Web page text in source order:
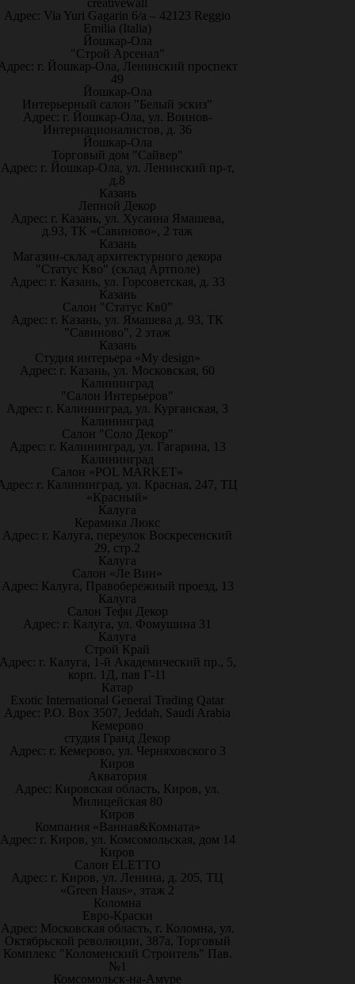
creativewall
Адрес: Via Yuri Gagarin 6/a – 42123 Reggio
Emilia (Italia)
Йошкар-Ола
"Строй Арсенал"
г. Йошкар-Ола, Ленинский проспект
49
Йошкар-Ола
Интерьерный салон "Белый эскиз"
Адрес: г. Йошкар-Ола, ул. Воинов-
Интернационалистов, д. 36
Йошкар-Ола
Торговый дом "Сайвер"
Адрес: г. Йошкар-Ола, ул. Ленинский пр-т,
д.8
Казань
Лепной Декор
Адрес: г. Казань, ул. Хусаина Ямашева,
д.93, ТК «Савиново», 2 таж
Казань
Магазин-склад архитектурного декора
"Статус Кво" (склад Артполе)
Адрес: г. Казань, ул. Горсоветская, д. 33
Казань
Салон "Статус Кв0"
Адрес: г. Казань, ул. Ямашева д. 93, ТК
"Савиново", 2 этаж
Казань
Студия интерьера «My design»
Адрес: г. Казань, ул. Московская, 60
Калининград
"Салон Интерьеров"
Адрес: г. Калининград, ул. Курганская, 3
Калининград
Салон "Соло Декор"
Адрес: г. Калининград, ул. Гагарина, 13
Калининград
Салон «POL MARKET»
г. Калининград, ул. Красная, 247, ТЦ
«Красный»
Калуга
Керамика Люкс
Адрес: г. Калуга, переулок Воскресенский
29, стр.2
Калуга
Салон «Ле Вин»
Адрес: Калуга, Правобережный проезд, 13
Калуга
Салон Тефи Декор
Адрес: г. Калуга, ул. Фомушина 31
Калуга
Строй Край
г. Калуга, 1-й Академический пр., 5,
корп. 1Д, пав Г-11
Катар
Exotic International General Trading Qatar
Адрес: P.O. Box 3507, Jeddah, Saudi Arabia
Кемерово
студия Гранд Декор
Адрес: г. Кемерово, ул. Черняховского 3
Киров
Акватория
Адрес: Кировская область, Киров, ул.
Милицейская 80
Киров
Компания «Ванная&Комната»
Адрес: г. Киров, ул. Комсомольская, дом 14
Киров
Салон ELETTO
Адрес: г. Киров, ул. Ленина, д. 205, ТЦ
«Green Haus», этаж 2
Коломна
Евро-Краски
Адрес: Московская область, г. Коломна, ул.
Октябрьской революции, 387а, Торговый
Комплекс "Коломенский Строитель" Пав.
№1
Комсомольск-на-Амуре